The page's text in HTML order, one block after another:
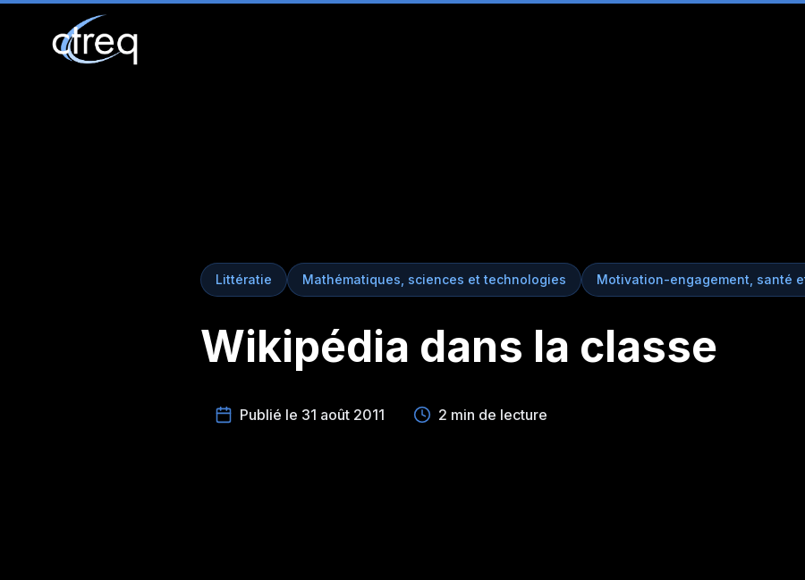
Littératie Mathématiques, sciences et technologies Motivation-engagement, santé
Wikipédia dans la classe
Publié le 31 août 2011 2 min de lecture